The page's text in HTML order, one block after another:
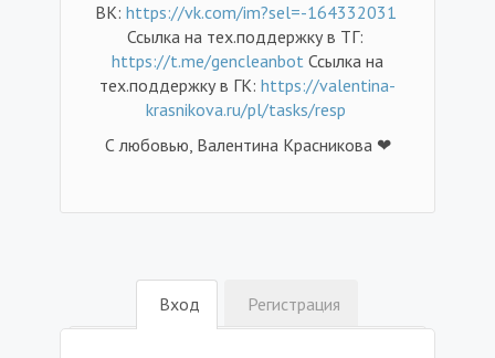
ВК: https://vk.com/im?sel=-164332031
Ссылка на тех.поддержку в ТГ:
https://t.me/gencleanbot Ссылка на
тех.поддержку в ГК: https://valentina-
krasnikova.ru/pl/tasks/resp
С любовью, Валентина Красникова ❤
Вход Регистрация